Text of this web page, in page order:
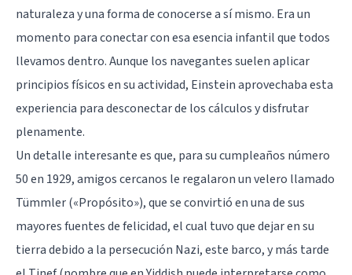
naturaleza y una forma de conocerse a sí mismo. Era un
momento para conectar con esa esencia infantil que todos
llevamos dentro. Aunque los navegantes suelen aplicar
principios físicos en su actividad, Einstein aprovechaba esta
experiencia para desconectar de los cálculos y disfrutar
plenamente.
Un detalle interesante es que, para su cumpleaños número
50 en 1929, amigos cercanos le regalaron un velero llamado
Tümmler («Propósito»), que se convirtió en una de sus
mayores fuentes de felicidad, el cual tuvo que dejar en su
tierra debido a la persecución Nazi, este barco, y más tarde